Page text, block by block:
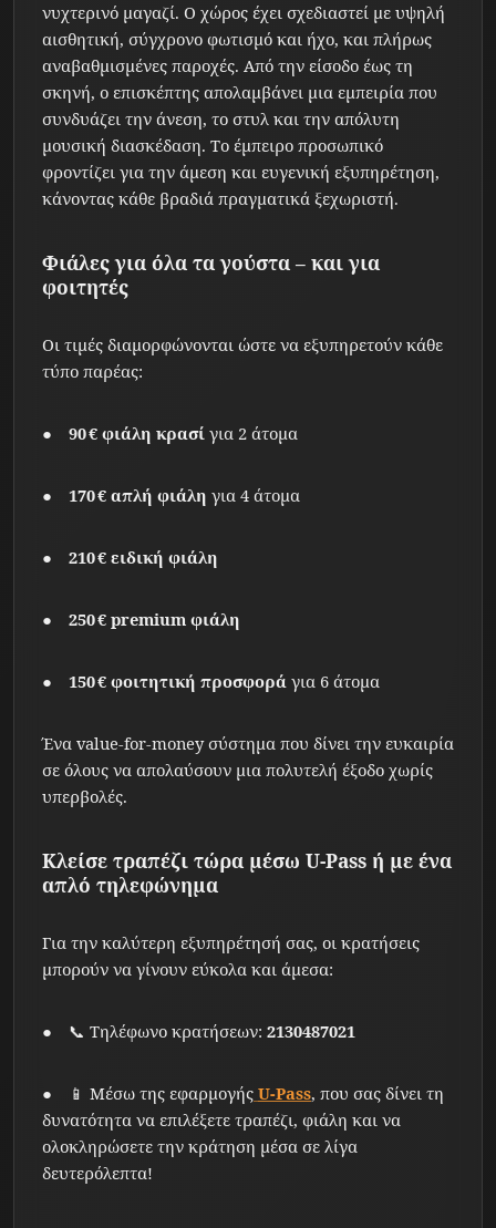
νυχτερινό μαγαζί. Ο χώρος έχει σχεδιαστεί με υψηλή
αισθητική, σύγχρονο φωτισμό και ήχο, και πλήρως
αναβαθμισμένες παροχές. Από την είσοδο έως τη
σκηνή, ο επισκέπτης απολαμβάνει μια εμπειρία που
συνδυάζει την άνεση, το στυλ και την απόλυτη
μουσική διασκέδαση. Το έμπειρο προσωπικό
φροντίζει για την άμεση και ευγενική εξυπηρέτηση,
κάνοντας κάθε βραδιά πραγματικά ξεχωριστή.
Φιάλες για όλα τα γούστα – και για
φοιτητές
Οι τιμές διαμορφώνονται ώστε να εξυπηρετούν κάθε
τύπο παρέας:
90 € φιάλη κρασί για 2 άτομα
170 € απλή φιάλη για 4 άτομα
210 € ειδική φιάλη
250 € premium φιάλη
150 € φοιτητική προσφορά για 6 άτομα
Ένα value-for-money σύστημα που δίνει την ευκαιρία
σε όλους να απολαύσουν μια πολυτελή έξοδο χωρίς
υπερβολές.
Κλείσε τραπέζι τώρα μέσω U-Pass ή με ένα
απλό τηλεφώνημα
Για την καλύτερη εξυπηρέτησή σας, οι κρατήσεις
μπορούν να γίνουν εύκολα και άμεσα:
📞 Τηλέφωνο κρατήσεων: 2130487021
📱 Μέσω της εφαρμογής U-Pass, που σας δίνει τη
δυνατότητα να επιλέξετε τραπέζι, φιάλη και να
ολοκληρώσετε την κράτηση μέσα σε λίγα
δευτερόλεπτα!